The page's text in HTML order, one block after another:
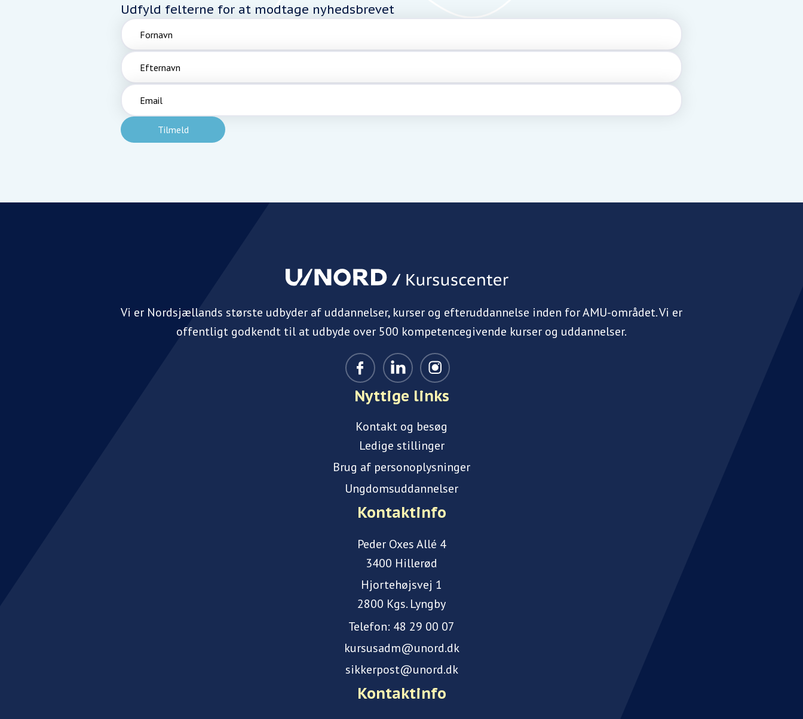
Udfyld felterne for at modtage nyhedsbrevet
Fornavn
Efternavn
Email
Vi er Nordsjællands største udbyder af uddannelser, kurser og efteruddannelse inden for AMU-området. Vi er
offentligt godkendt til at udbyde over 500 kompetencegivende kurser og uddannelser.
Nyttige links
Kontakt og besøg
Ledige stillinger
Brug af personoplysninger
Ungdomsuddannelser
Kontaktinfo
Peder Oxes Allé 4
3400 Hillerød
Hjortehøjsvej 1
2800 Kgs. Lyngby
Telefon: 48 29 00 07
kursusadm@unord.dk
sikkerpost@unord.dk
Kontaktinfo